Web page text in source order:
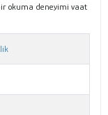
okuma deneyimi vaat